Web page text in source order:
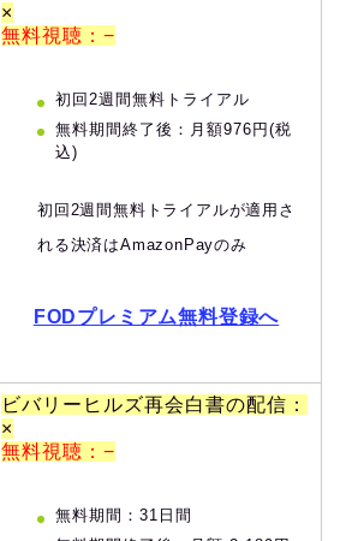
×
無料視聴：−
初回2週間無料トライアル
無料期間終了後：月額976円(税
込)
初回2週間無料トライアルが適用さ
れる決済はAmazonPayのみ
FODプレミアム無料登録へ
ビバリーヒルズ再会白書の配信：
×
無料視聴：−
無料期間：31日間